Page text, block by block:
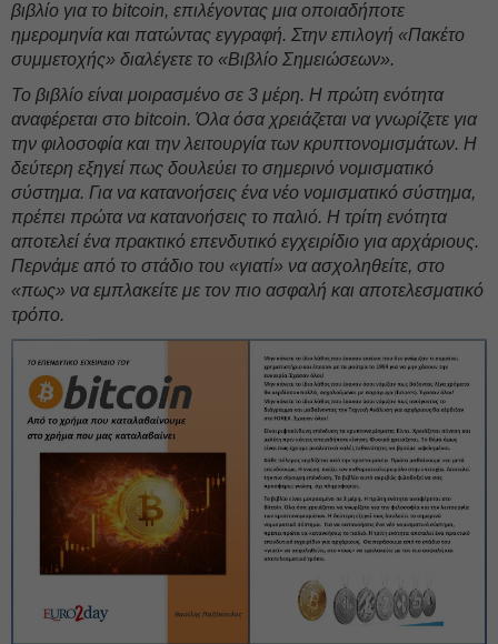
βιβλίο για το bitcoin, επιλέγοντας μια οποιαδήποτε
ημερομηνία και πατώντας εγγραφή. Στην επιλογή «Πακέτο
συμμετοχής» διαλέγετε το «Βιβλίο Σημειώσεων».
Το βιβλίο είναι μοιρασμένο σε 3 μέρη. Η πρώτη ενότητα
αναφέρεται στο bitcoin. Όλα όσα χρειάζεται να γνωρίζετε για
την φιλοσοφία και την λειτουργία των κρυπτονομισμάτων. Η
δεύτερη εξηγεί πως δουλεύει το σημερινό νομισματικό
σύστημα. Για να κατανοήσεις ένα νέο νομισματικό σύστημα,
πρέπει πρώτα να κατανοήσεις το παλιό. Η τρίτη ενότητα
αποτελεί ένα πρακτικό επενδυτικό εγχειρίδιο για αρχάριους.
Περνάμε από το στάδιο του «γιατί» να ασχοληθείτε, στο
«πως» να εμπλακείτε με τον πιο ασφαλή και αποτελεσματικό
τρόπο.